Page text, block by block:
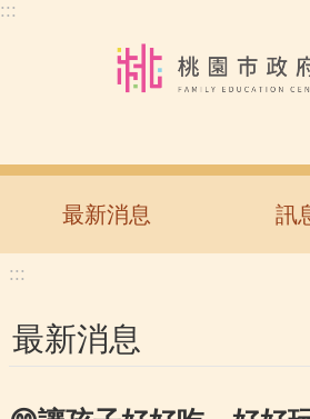
跳到主要內容區塊
:::
最新消息 訊
:::
最新消息